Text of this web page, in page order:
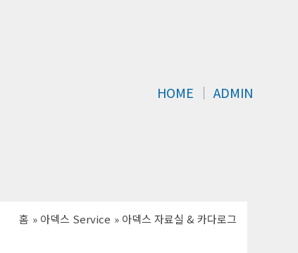
HOME │ ADMIN
홈 아덱스 Service 아덱스 자료실 & 카다로그